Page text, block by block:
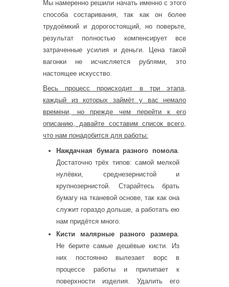
Мы намеренно решили начать именно с этого
способа состаривания, так как он более
трудоёмкий и дорогостоящий, но поверьте,
результат полностью компенсирует все
затраченные усилия и деньги. Цена такой
вагонки не исчисляется рублями, это
настоящее искусство.
Весь процесс происходит в три этапа,
каждый из которых займёт у вас немало
времени, но прежде чем перейти к его
описанию, давайте составим список всего,
что нам понадобится для работы:
Наждачная бумага разного помола
Достаточно трёх типов: самой мелкой
нулёвки, среднезернистой и
крупнозернистой. Старайтесь брать
бумагу на тканевой основе, так как она
служит гораздо дольше, а работать ею
нам придётся много.
Кисти малярные разного размера.
Не берите самые дешёвые кисти. Из
них постоянно вылезает ворс в
процессе работы и прилипает к
поверхности изделия. Удалить его